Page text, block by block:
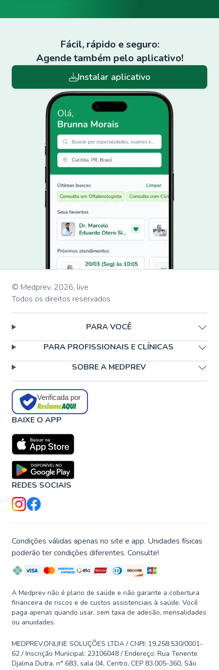
Fácil, rápido e seguro:
Agende também pelo aplicativo!
Instalar aplicativo
© Medprev, 2026, live
Todos os direitos reservados
PARA VOCÊ
PARA PROFISSIONAIS E CLÍNICAS
SOBRE A MEDPREV
Verificada por
BAIXE O APP
REDES SOCIAIS
Condições válidas apenas no site e app. Unidades físicas
poderão ter condições diferentes. Consulte!
A Medprev não é plano de saúde e não garante a cobertura
financeira de riscos e de custos assistenciais à saúde. Você
paga apenas quando usar, sem taxa de adesão, mensalidades
ou anuidades.
MEDPREV.ONLINE SOLUÇÕES LTDA / CNPJ: 19.258.530/0001-
62 / Inscrição Municipal: 23106048 / Endereço: Rua Tenente
Djalma Dutra, n° 683, sala 04, Centro, CEP 83.005-360, São